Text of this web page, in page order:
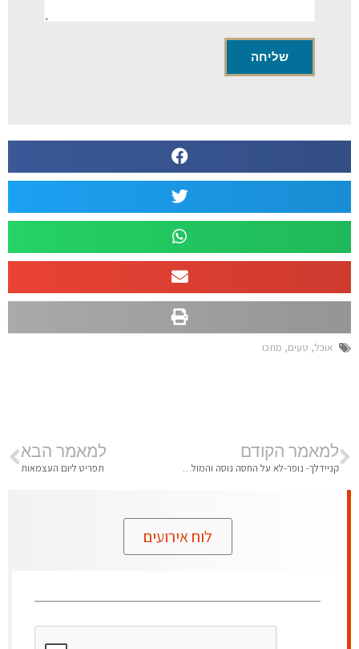
אוכל, טעים, מתכו
למאמר הקודם
קניידלך- נופר-לא על החסה נוסה והמולץ על ידי אורנה עצמוני
למאמר הבא
תפריט ליום העצמאות
לוח אירועים